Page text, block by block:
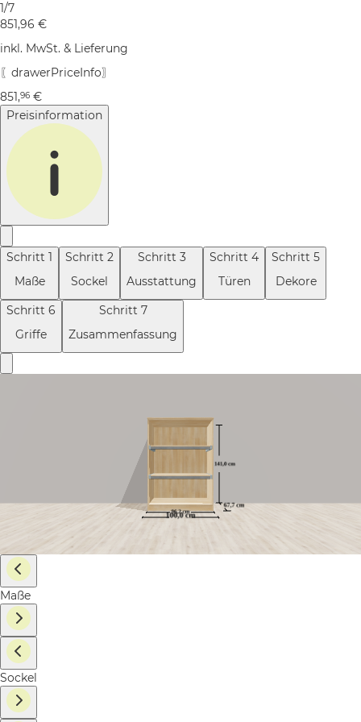
1/7
851,96 €
inkl. MwSt. & Lieferung
〖drawerPriceInfo〗
851,96 €
Preisinformation
Schritt 1
Maße
Schritt 2
Sockel
Schritt 3
Ausstattung
Schritt 4
Türen
Schritt 5
Dekore
Schritt 6
Griffe
Schritt 7
Zusammenfassung
Maße
Sockel